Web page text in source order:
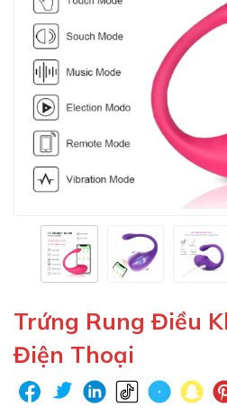
Trứng Rung Điều
Điện Thoại